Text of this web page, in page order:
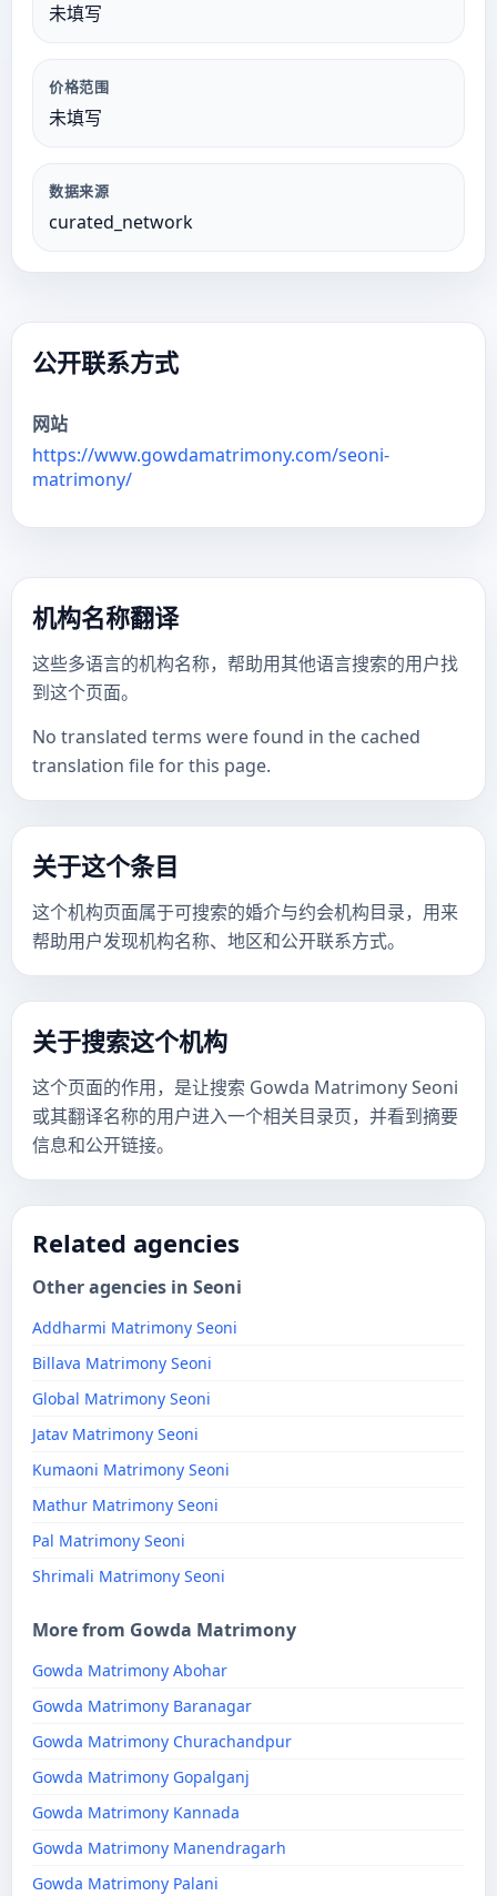
未填写
价格范围
未填写
数据来源
curated_network
公开联系方式
网站
https://www.gowdamatrimony.com/seoni-
matrimony/
机构名称翻译
这些多语言的机构名称，帮助用其他语言搜索的用户找
到这个页面。
No translated terms were found in the cached
translation file for this page.
关于这个条目
这个机构页面属于可搜索的婚介与约会机构目录，用来
帮助用户发现机构名称、地区和公开联系方式。
关于搜索这个机构
这个页面的作用，是让搜索 Gowda Matrimony Seoni
或其翻译名称的用户进入一个相关目录页，并看到摘要
信息和公开链接。
Related agencies
Other agencies in Seoni
Addharmi Matrimony Seoni
Billava Matrimony Seoni
Global Matrimony Seoni
Jatav Matrimony Seoni
Kumaoni Matrimony Seoni
Mathur Matrimony Seoni
Pal Matrimony Seoni
Shrimali Matrimony Seoni
More from Gowda Matrimony
Gowda Matrimony Abohar
Gowda Matrimony Baranagar
Gowda Matrimony Churachandpur
Gowda Matrimony Gopalganj
Gowda Matrimony Kannada
Gowda Matrimony Manendragarh
Gowda Matrimony Palani